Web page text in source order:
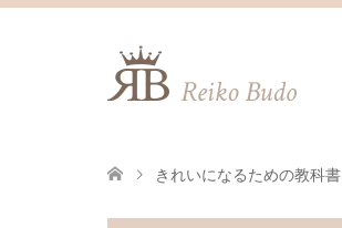
きれいになるための教科書